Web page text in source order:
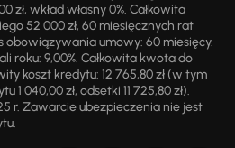
zł, wkład własny 0%. Całkowita
52 000 zł, 60 miesięcznych rat
obowiązywania umowy: 60 miesięcy.
roku: 9,00%. Całkowita kwota do
koszt kredytu: 12 765,80 zł (w tym
1 040,00 zł, odsetki 11 725,80 zł).
r. Zawarcie ubezpieczenia nie jest